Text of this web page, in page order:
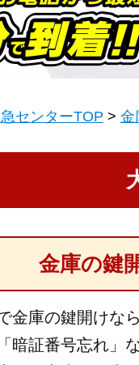
センターTOP 金
金庫の鍵
金庫の鍵開けな
暗証番号忘れ